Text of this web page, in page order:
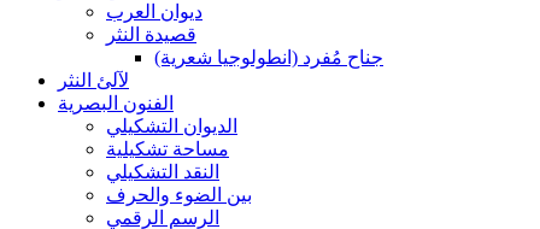
ديوان العرب
قصيدة النثر
جناح مُفرد (انطولوجيا شعرية)
لآلئ النثر
الفنون البصرية
الديوان التشكيلي
مساحة تشكيلية
النقد التشكيلي
بين الضوء والحرف
الرسم الرقمي